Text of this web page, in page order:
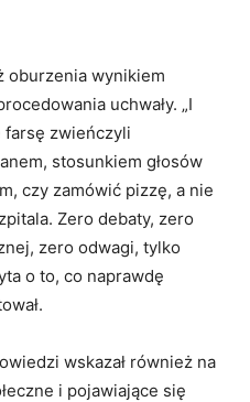
oburzenia wynikiem
uchwały. „I
farsę zwieńczyli
stosunkiem głosów
czy zamówić pizzę, a nie
Zero debaty, zero
zero odwagi, tylko
o to, co naprawdę
wskazał również na
i pojawiające się